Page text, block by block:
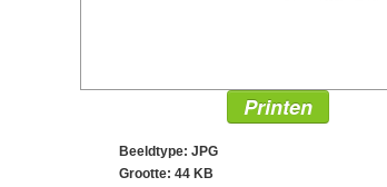
Printen
Beeldtype: JPG
Grootte: 44 KB